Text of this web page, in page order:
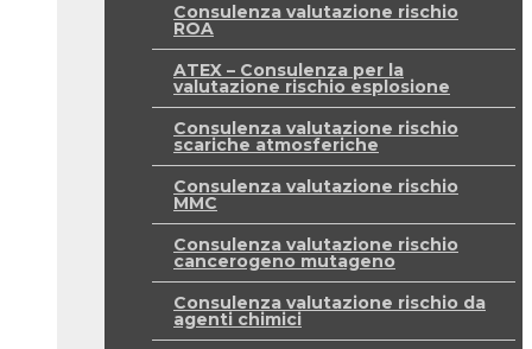
Consulenza valutazione rischio
ROA
ATEX – Consulenza per la
valutazione rischio esplosione
Consulenza valutazione rischio
scariche atmosferiche
Consulenza valutazione rischio
MMC
Consulenza valutazione rischio
cancerogeno mutageno
Consulenza valutazione rischio da
agenti chimici